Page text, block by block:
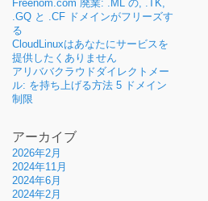
Freenom.com 廃業: .ML の, .TK,
.GQ と .CF ドメインがフリーズす
る
CloudLinuxはあなたにサービスを
提供したくありません
アリババクラウドダイレクトメー
ル: を持ち上げる方法 5 ドメイン
制限
アーカイブ
2026年2月
2024年11月
2024年6月
2024年2月